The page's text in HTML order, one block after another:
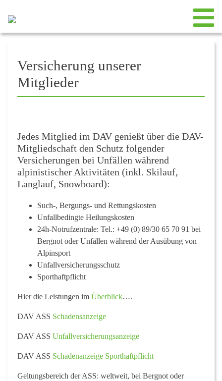
Versicherung unserer
Mitglieder
Jedes Mitglied im DAV genießt über die DAV-
Mitgliedschaft den Schutz folgender
Versicherungen bei Unfällen während
alpinistischer Aktivitäten (inkl. Skilauf,
Langlauf, Snowboard):
Such-, Bergungs- und Rettungskosten
Unfallbedingte Heilungskosten
24h-Notrufzentrale: Tel.: +49 (0) 89/30 65 70 91 bei
Bergnot oder Unfällen während der Ausübung von
Alpinsport
Unfallversicherungsschutz
Sporthaftpflicht
Hier die Leistungen im Überblick….
DAV ASS Schadensanzeige
DAV ASS Unfallversicherungsanzeige
DAV ASS Schadenanzeige Sporthaftpflicht
Geltungsbereich der ASS: weltweit, bei Bergnot oder